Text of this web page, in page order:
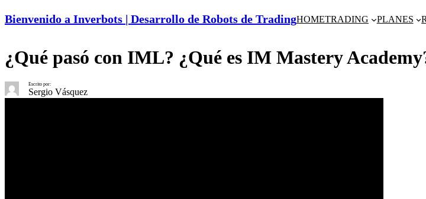
Bienvenido a Inverbots | Desarrollo de Robots de TradingHOMETRADING PLANES
¿Qué pasó con IML? ¿Qué es IM Mastery
Escrito por:
Sergio Vásquez